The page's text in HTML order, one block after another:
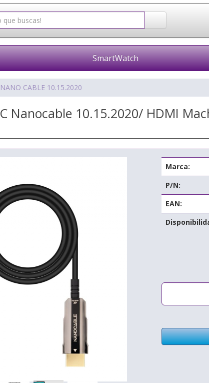
SmartWatch
NANO CABLE 10.15.2020
Nanocable 10.15.2020/ HDMI
Marca:
P/N:
EAN: